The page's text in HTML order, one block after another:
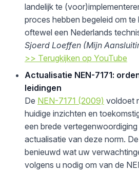
landelijk te
proces hebben begeleid om
oftewel een Nederlands
Sjoerd Loeffen (Mijn
>> Terugkijken op YouTube
Actualisatie NEN-7171:
leidingen
De NEN-7171 (2009) voldoet
huidige inzichten en
een brede
actualisatie van deze norm.
benieuwd wat uw
volgens u nodig om van de